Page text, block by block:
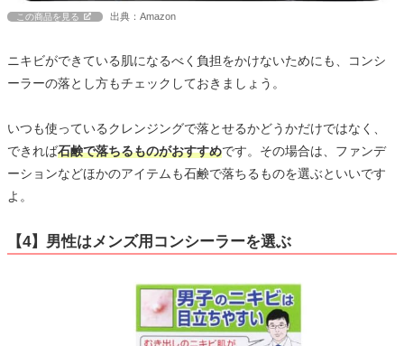
この商品を見る 出典：Amazon
ニキビができている肌になるべく負担をかけないためにも、コンシ
ーラーの落とし方もチェックしておきましょう。
いつも使っているクレンジングで落とせるかどうかだけではなく、
できれば石鹸で落ちるものがおすすめです。その場合は、ファンデ
ーションなどほかのアイテムも石鹸で落ちるものを選ぶといいです
よ。
【4】男性はメンズ用コンシーラーを選ぶ